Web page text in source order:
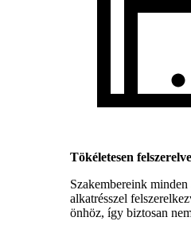
Tökéletesen felszerelve
Szakembereink minden
alkatrésszel
önhöz, így biztosan